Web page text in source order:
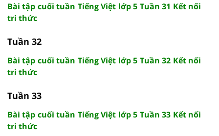
Bài tập cuối tuần Tiếng Việt lớp 5 Tuần 31 Kết nối
tri thức
Tuần 32
Bài tập cuối tuần Tiếng Việt lớp 5 Tuần 32 Kết nối
tri thức
Tuần 33
Bài tập cuối tuần Tiếng Việt lớp 5 Tuần 33 Kết nối
tri thức